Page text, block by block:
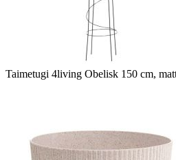
Taimetugi 4living Obelisk 150 cm,